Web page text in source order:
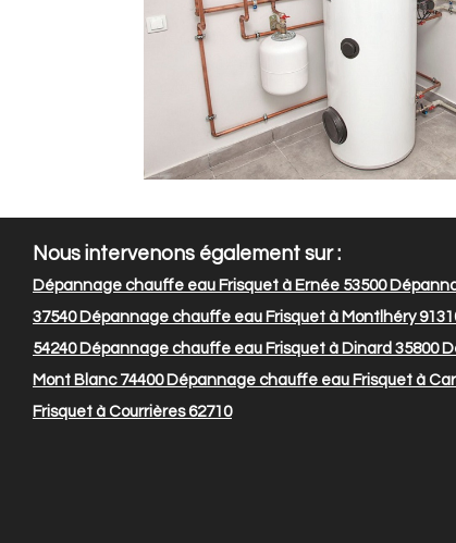
Nous intervenons également sur :
Dépannage chauffe eau Frisquet à Ernée 53500
37540Dépannage chauffe eau Frisquet à Montlhéry
54240Dépannage chauffe eau Frisquet à Dinard 35800
Mont Blanc 74400Dépannage chauffe eau Frisquet à
Frisquet à Courrières 62710